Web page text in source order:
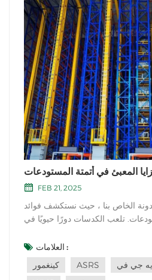
المعبئ في أتمتة المستودعات
FEB 21, 2025
الخاص بنا ، حيث نستكشف فوائد
تلعب الكدسات دورًا حيويًا في
سوف نتعمق في مزايا المكدس ونشرح
في أنظمة أتمتة المستودعات
الحديثة. التخزين...
العلامات :
كينغمور
ASRS جي في